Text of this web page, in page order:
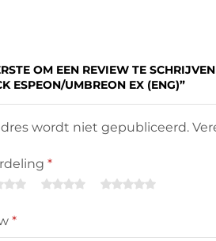
OM EEN REVIEW TE
ESPEON/UMBREON EX (ENG)”
wordt niet gepubliceerd.
*
*